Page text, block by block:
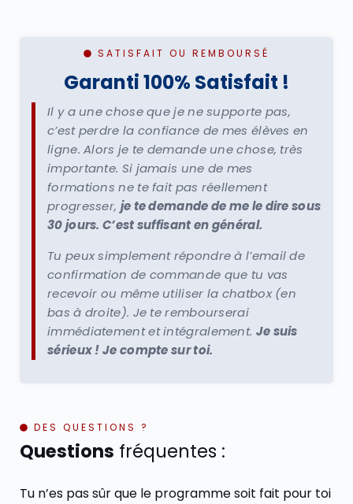
SATISFAIT OU REMBOURSÉ
Garanti 100% Satisfait !
Il y a une chose que je ne supporte pas,
c’est perdre la confiance de mes élèves en
ligne. Alors je te demande une chose, très
importante. Si jamais une de mes
formations ne te fait pas réellement
progresser, je te demande de me le dire sous
30 jours. C’est suffisant en général.
Tu peux simplement répondre à l’email de
confirmation de commande que tu vas
recevoir ou même utiliser la chatbox (en
bas à droite). Je te rembourserai
immédiatement et intégralement. Je suis
sérieux ! Je compte sur toi.
DES QUESTIONS ?
Questions fréquentes :
Tu n’es pas sûr que le programme soit fait pour toi